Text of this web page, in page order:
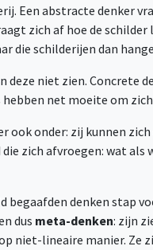
Een abstracte denker
zich af hoe de schilder
die schilderijen dan
niet zien. Concrete
net moeite om
ook onder: zij kunnen
zich afvroegen: wat
denken stap
dus meta-denken: zijn
niet-lineaire manier. Ze